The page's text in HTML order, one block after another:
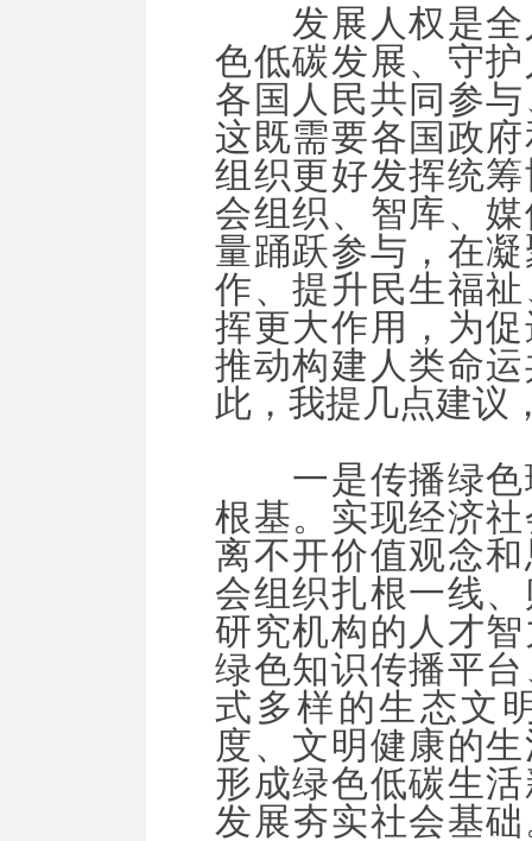
发展人权是全
色低碳发展、守
各国人民共同参
这既需要各国政
组织更好发挥统
会组织、智库、
量踊跃参与，在
作、提升民生福
挥更大作用，为
推动构建人类命
此，我提几点建议
一是传播绿色
根基。实现经济
离不开价值观念
会组织扎根一线
研究机构的人才
绿色知识传播平
式多样的生态文
度、文明健康的
形成绿色低碳生
发展夯实社会基